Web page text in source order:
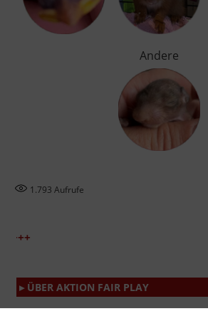
Andere
1.793 Aufrufe
▸ ÜBER AKTION FAIR PLAY